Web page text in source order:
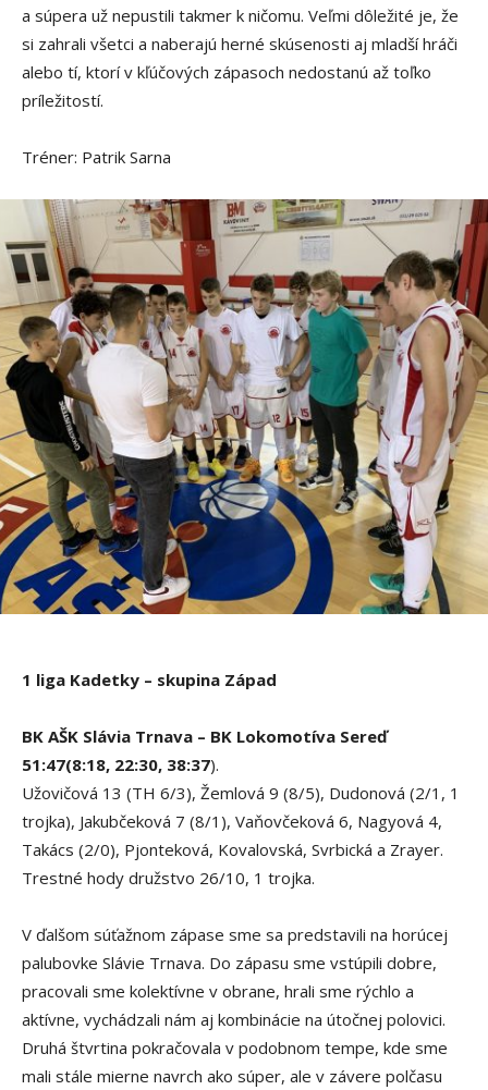
a súpera už nepustili takmer k ničomu. Veľmi dôležité je, že
si zahrali všetci a naberajú herné skúsenosti aj mladší hráči
alebo tí, ktorí v kľúčových zápasoch nedostanú až toľko
príležitostí.
Tréner: Patrik Sarna
1 liga Kadetky – skupina Západ
BK AŠK Slávia Trnava – BK Lokomotíva Sereď
51:47(8:18, 22:30, 38:37).
Užovičová 13 (TH 6/3), Žemlová 9 (8/5), Dudonová (2/1, 1
trojka), Jakubčeková 7 (8/1), Vaňovčeková 6, Nagyová 4,
Takács (2/0), Pjonteková, Kovalovská, Svrbická a Zrayer.
Trestné hody družstvo 26/10, 1 trojka.
V ďalšom súťažnom zápase sme sa predstavili na horúcej
palubovke Slávie Trnava. Do zápasu sme vstúpili dobre,
pracovali sme kolektívne v obrane, hrali sme rýchlo a
aktívne, vychádzali nám aj kombinácie na útočnej polovici.
Druhá štvrtina pokračovala v podobnom tempe, kde sme
mali stále mierne navrch ako súper, ale v závere polčasu